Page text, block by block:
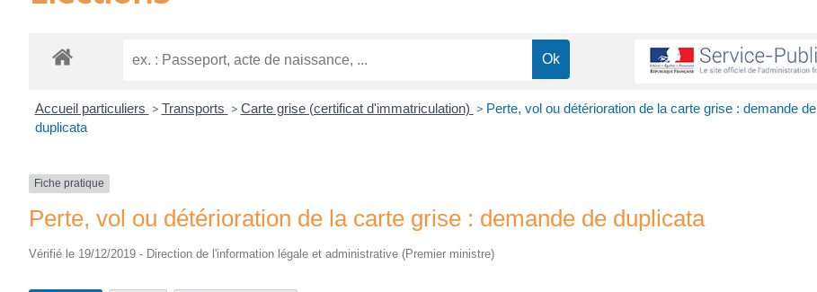
Accueil particuliers > Transports > Carte grise (certificat d'immatriculation) > Perte, vol ou détérioration de la carte grise : demande de
duplicata
Fiche pratique
Perte, vol ou détérioration de la carte grise : demande de duplicata
Vérifié le 19/12/2019 - Direction de l'information légale et administrative (Premier ministre)